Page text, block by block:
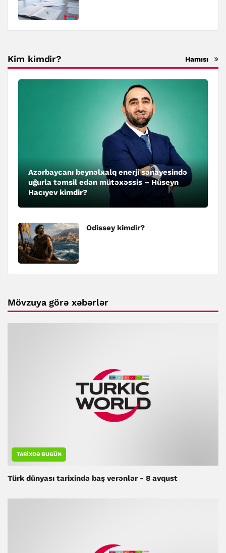
Kim kimdir? Hamısı
Azərbaycanı beynəlxalq enerji sənayesində
uğurla təmsil edən mütəxəssis – Hüseyn
Hacıyev kimdir?
Odissey kimdir?
Mövzuya görə xəbərlər
TARIXDƏ BUGÜN
Türk dünyası tarixində baş verənlər - 8 avqust